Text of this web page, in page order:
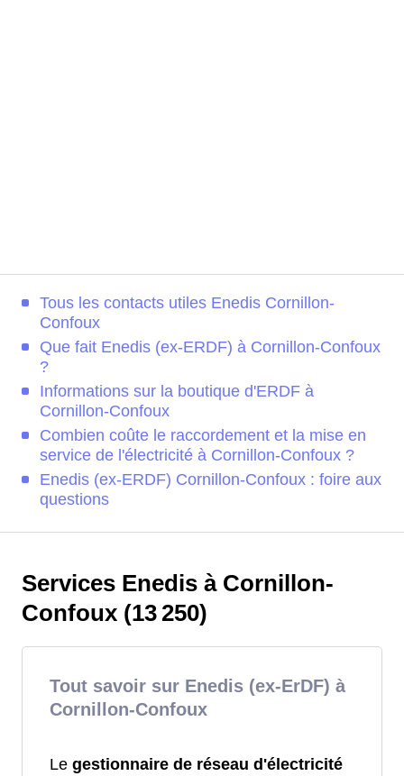
Tous les contacts utiles Enedis Cornillon-
Confoux
Que fait Enedis (ex-ERDF) à Cornillon-Confoux
?
Informations sur la boutique d'ERDF à
Cornillon-Confoux
Combien coûte le raccordement et la mise en
service de l'électricité à Cornillon-Confoux ?
Enedis (ex-ERDF) Cornillon-Confoux : foire aux
questions
Services Enedis à Cornillon-
Confoux (13 250)
Tout savoir sur Enedis (ex-ErDF) à
Cornillon-Confoux
Le gestionnaire de réseau d'électricité